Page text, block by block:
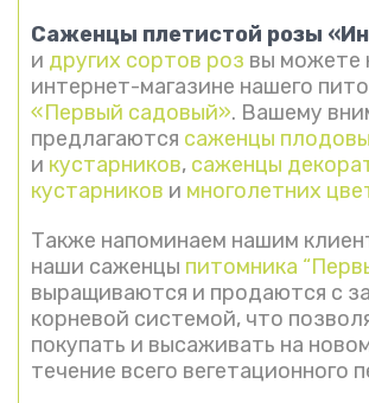
Саженцы плетистой розы
и других сортов роз вы можете
интернет-магазине нашего
«Первый садовый». Вашему
предлагаются саженцы
и кустарников, саженцы
кустарников и многолетних
Также напоминаем нашим
наши саженцы питомника
выращиваются и продаются с
корневой системой, что
покупать и высаживать на
течение всего вегетационного